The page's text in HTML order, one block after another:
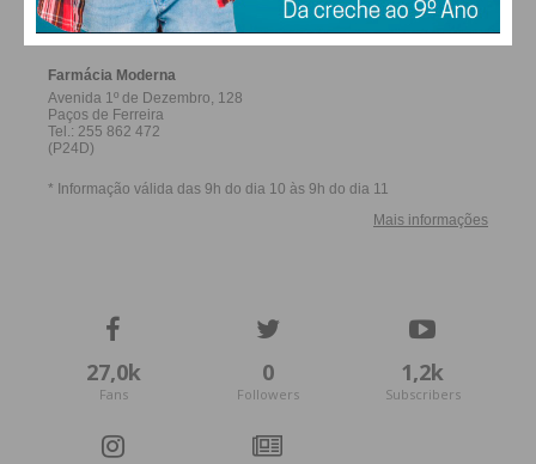
27,0k
Fans
0
Followers
1,2k
Subscribers